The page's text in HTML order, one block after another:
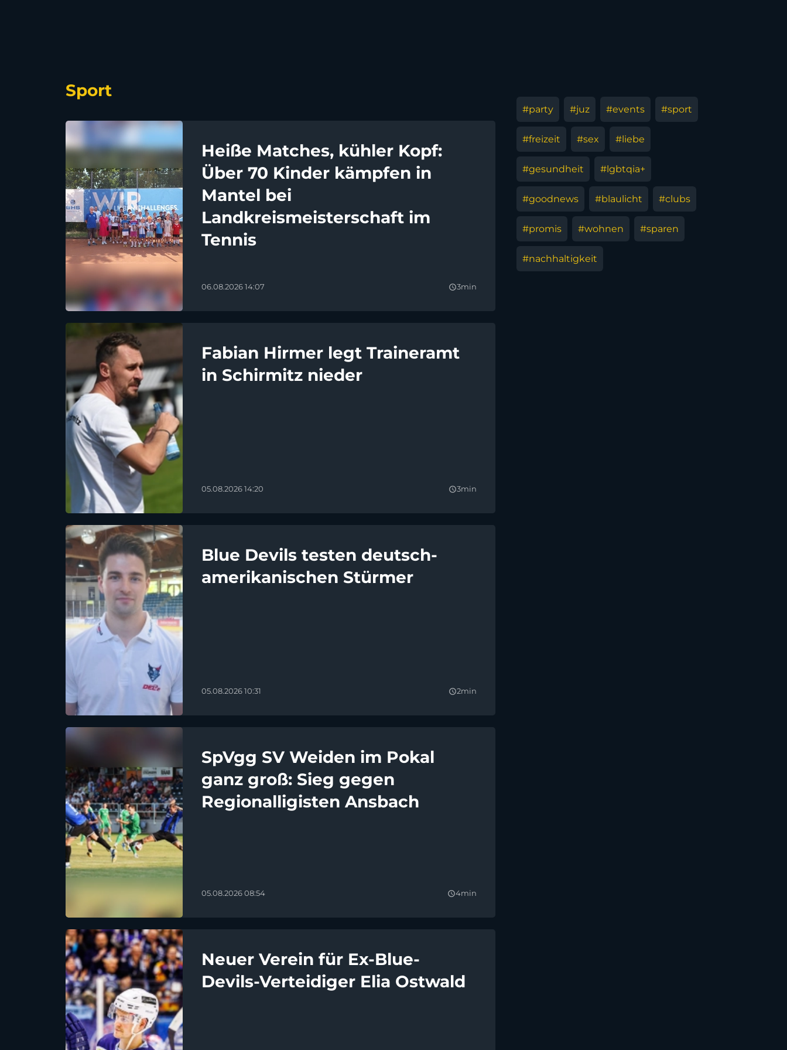
Sport
Heiße Matches, kühler Kopf:
Über 70 Kinder kämpfen in
Mantel bei
Landkreismeisterschaft im
Tennis
06.08.2026 14:07 query_builder3min
Fabian Hirmer legt Traineramt
in Schirmitz nieder
05.08.2026 14:20 query_builder3min
Blue Devils testen deutsch-
amerikanischen Stürmer
05.08.2026 10:31 query_builder2min
SpVgg SV Weiden im Pokal
ganz groß: Sieg gegen
Regionalligisten Ansbach
05.08.2026 08:54 query_builder4min
Neuer Verein für Ex-Blue-
Devils-Verteidiger Elia Ostwald
#party #juz #events #sport
#freizeit #sex #liebe
#gesundheit #lgbtqia+
#goodnews #blaulicht #clubs
#promis #wohnen #sparen
#nachhaltigkeit